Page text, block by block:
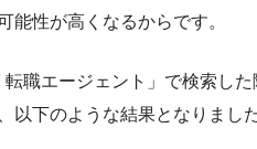
能性が高くなるからです。
職エージェント」で検索し
以下のような結果となりました